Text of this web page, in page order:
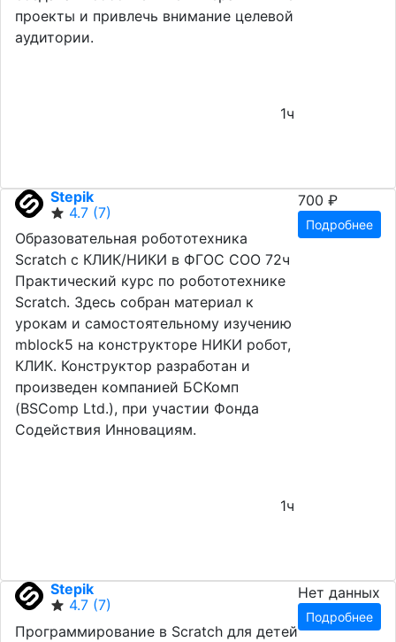
проекты и привлечь внимание целевой
аудитории.
1ч
Stepik
4.7 (7)
Образовательная робототехника
Scratch c КЛИК/НИКИ в ФГОС СОО 72ч
Практический курс по робототехнике
Scratch. Здесь собран материал к
урокам и самостоятельному изучению
mblock5 на конструкторе НИКИ робот,
КЛИК. Конструктор разработан и
произведен компанией БСКомп
(BSComp Ltd.), при участии Фонда
Содействия Инновациям.
1ч
700 ₽
Подробнее
Stepik
4.7 (7)
Программирование в Scratch для детей
Нет данных
Подробнее